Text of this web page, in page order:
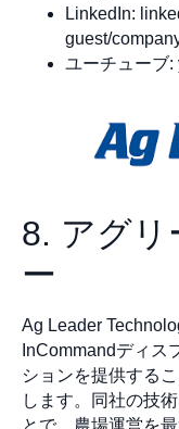
LinkedIn:
guest/
ユーチューブ:
8. アグリ
ー
Ag Leader
InCommandディス
ションを提供する
します。同社の技
とで、農場運営を